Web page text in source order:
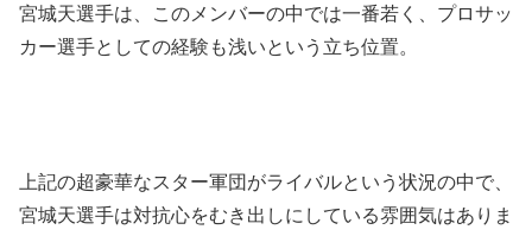
宮城天選手は、このメンバーの中では一番若く、プロサッ
カー選手としての経験も浅いという立ち位置。
上記の超豪華なスター軍団がライバルという状況の中で、
宮城天選手は対抗心をむき出しにしている雰囲気はありま